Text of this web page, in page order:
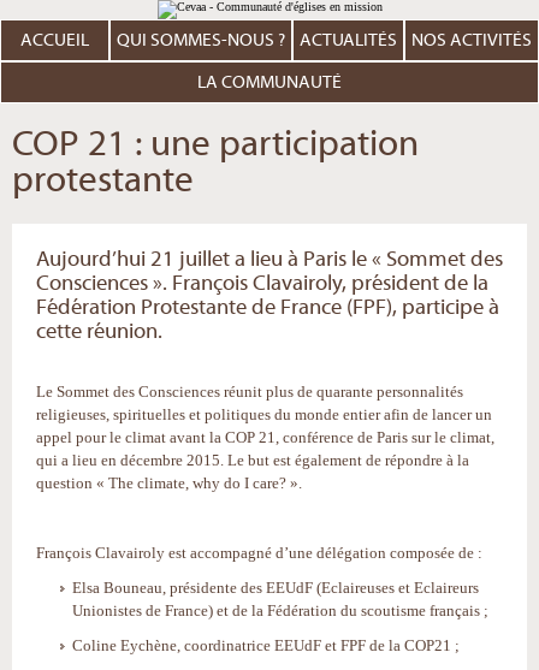
au
contenu.
Aller
personnels
ACCUEIL QUI SOMMES-NOUS ? ACTUALITÉS NOS ACTIVITÉS
LA COMMUNAUTÉ
COP 21 : une participation
protestante
Aujourd’hui 21 juillet a lieu à Paris le « Sommet des
Consciences ». François Clavairoly, président de la
Fédération Protestante de France (FPF), participe à
cette réunion.
Le Sommet des Consciences réunit plus de quarante personnalités
religieuses, spirituelles et politiques du monde entier afin de lancer un
appel pour le climat avant la COP 21, conférence de Paris sur le climat,
qui a lieu en décembre 2015. Le but est également de répondre à la
question « The climate, why do I care? ».
François Clavairoly est accompagné d’une délégation composée de :
Elsa Bouneau, présidente des EEUdF (Eclaireuses et Eclaireurs
Unionistes de France) et de la Fédération du scoutisme français ;
Coline Eychène, coordinatrice EEUdF et FPF de la COP21 ;